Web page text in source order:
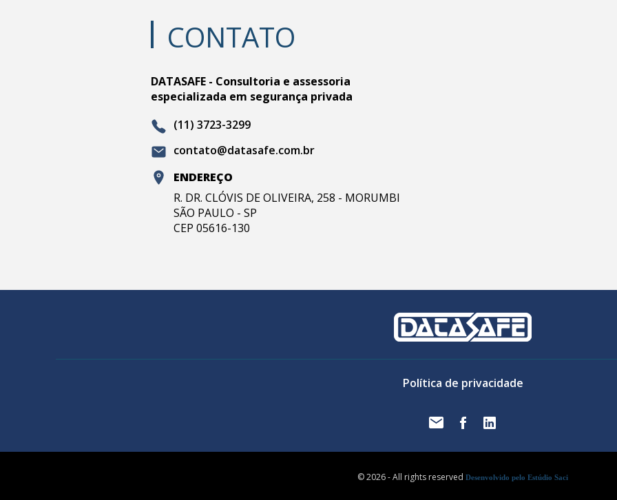
CONTATO
DATASAFE - Consultoria e assessoria
especializada em segurança privada
(11) 3723-3299
contato@datasafe.com.br
ENDEREÇO
R. DR. CLÓVIS DE OLIVEIRA, 258 - MORUMBI
SÃO PAULO - SP
CEP 05616-130
Política de privacidade
© 2026 - All rights reserved Desenvolvido pelo Estúdio Saci